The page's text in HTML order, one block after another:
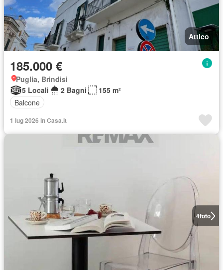
Attico
185.000 €
Puglia, Brindisi
5 Locali
2 Bagni
155 m²
Balcone
1 lug 2026 in Casa.it
4foto